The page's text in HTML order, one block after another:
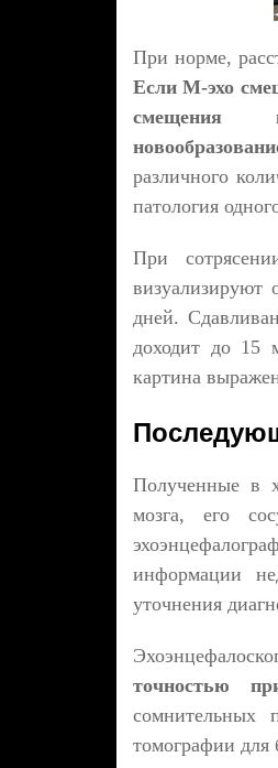
При норме,
Если М-эхо
смещения
различного
патология
При
визуализируют
дней.
доходит до 15
картина
Полученные в
мозга, его
информации
уточнения
точностью
сомнительных
томографии для